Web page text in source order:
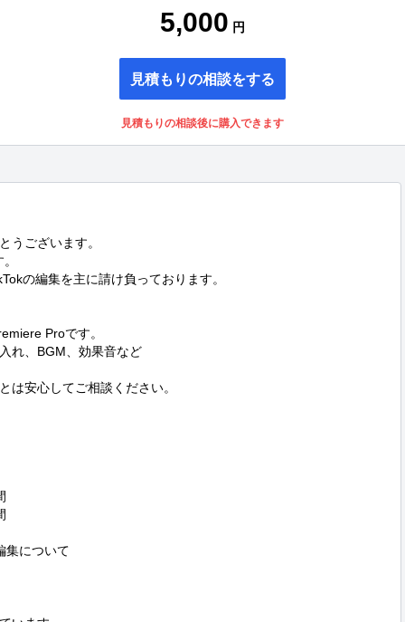
5,000 円
見積もりの相談をする
見積もりの相談後に購入できます
うございます。
の編集を主に請け負っております。
Proです。
れ、BGM、効果音など
は安心してご相談ください。
について